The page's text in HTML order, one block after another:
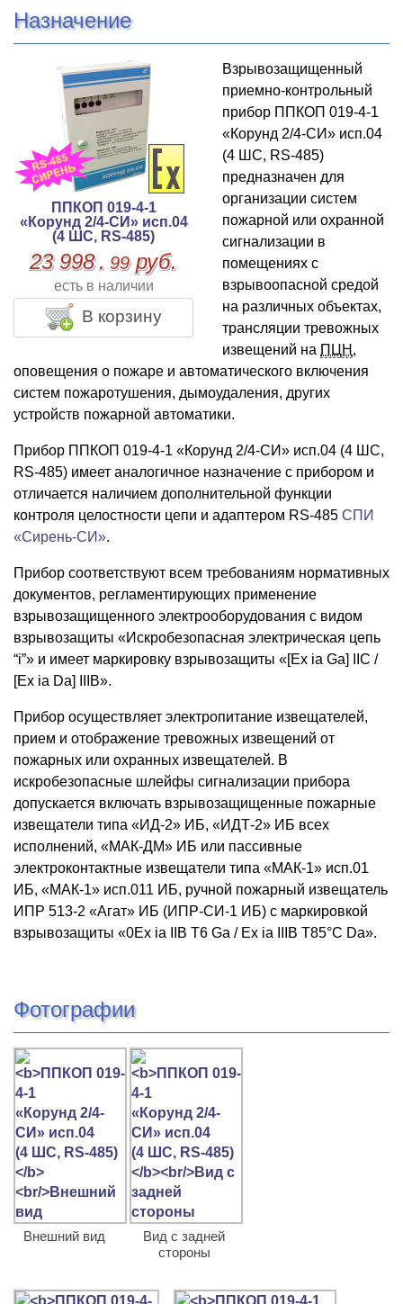
Назначение
ППКОП 019-4-1
«Корунд 2/4-СИ» исп.04
(4 ШС, RS-485)
23 998 . 99руб.
есть в наличии
В корзину
Взрывозащищенный
приемно-контрольный
прибор ППКОП 019-4-1
«Корунд 2/4-СИ» исп.04
(4 ШС, RS-485)
предназначен для
организации систем
пожарной или охранной
сигнализации в
помещениях с
взрывоопасной средой
на различных объектах,
трансляции тревожных
извещений на ПЦН ,
оповещения о пожаре и автоматического включения
систем пожаротушения, дымоудаления, других
устройств пожарной автоматики.
Прибор ППКОП 019-4-1 «Корунд 2/4-СИ» исп.04 (4 ШС,
RS-485) имеет аналогичное назначение с прибором и
отличается наличием дополнительной функции
контроля целостности цепи и адаптером RS-485 СПИ
«Сирень-СИ».
Прибор соответствуют всем требованиям нормативных
документов, регламентирующих применение
взрывозащищенного электрооборудования с видом
взрывозащиты «Искробезопасная электрическая цепь
“i”» и имеет маркировку взрывозащиты «[Ex ia Ga] IIC /
[Ex ia Da] IIIB».
Прибор осуществляет электропитание извещателей,
прием и отображение тревожных извещений от
пожарных или охранных извещателей. В
искробезопасные шлейфы сигнализации прибора
допускается включать взрывозащищенные пожарные
извещатели типа «ИД-2» ИБ, «ИДТ-2» ИБ всех
исполнений, «МАК-ДМ» ИБ или пассивные
электроконтактные извещатели типа «МАК-1» исп.01
ИБ, «МАК-1» исп.011 ИБ, ручной пожарный извещатель
ИПР 513-2 «Агат» ИБ (ИПР-СИ-1 ИБ) с маркировкой
взрывозащиты «0Ex ia IIB T6 Ga / Ex ia IIIB T85°С Da».
Фотографии
Внешний вид
Вид с задней
стороны